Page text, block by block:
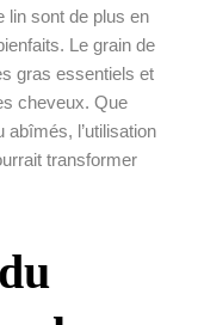
lin sont de plus en
Le grain de
gras essentiels et
cheveux. Que
l’utilisation
transformer